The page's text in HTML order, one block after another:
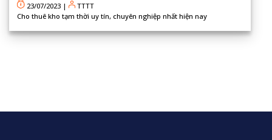
23/07/2023 |
TTTT
Cho thuê kho tạm thời uy tín, chuyên nghiệp nhất hiện nay